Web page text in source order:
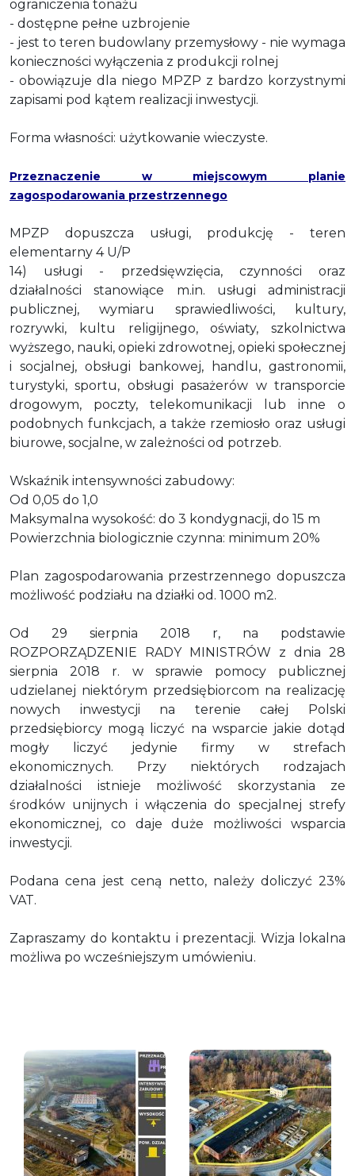
ograniczenia tonażu
- dostępne pełne uzbrojenie
- jest to teren budowlany przemysłowy - nie wymaga
konieczności wyłączenia z produkcji rolnej
- obowiązuje dla niego MPZP z bardzo korzystnymi
zapisami pod kątem realizacji inwestycji.
Forma własności: użytkowanie wieczyste.
Przeznaczenie w miejscowym planie
zagospodarowania przestrzennego
MPZP dopuszcza usługi, produkcję - teren
elementarny 4 U/P
14) usługi - przedsięwzięcia, czynności oraz
działalności stanowiące m.in. usługi administracji
publicznej, wymiaru sprawiedliwości, kultury,
rozrywki, kultu religijnego, oświaty, szkolnictwa
wyższego, nauki, opieki zdrowotnej, opieki społecznej
i socjalnej, obsługi bankowej, handlu, gastronomii,
turystyki, sportu, obsługi pasażerów w transporcie
drogowym, poczty, telekomunikacji lub inne o
podobnych funkcjach, a także rzemiosło oraz usługi
biurowe, socjalne, w zależności od potrzeb.
Wskaźnik intensywności zabudowy:
Od 0,05 do 1,0
Maksymalna wysokość: do 3 kondygnacji, do 15 m
Powierzchnia biologicznie czynna: minimum 20%
Plan zagospodarowania przestrzennego dopuszcza
możliwość podziału na działki od. 1000 m2.
Od 29 sierpnia 2018 r, na podstawie
ROZPORZĄDZENIE RADY MINISTRÓW z dnia 28
sierpnia 2018 r. w sprawie pomocy publicznej
udzielanej niektórym przedsiębiorcom na realizację
nowych inwestycji na terenie całej Polski
przedsiębiorcy mogą liczyć na wsparcie jakie dotąd
mogły liczyć jedynie firmy w strefach
ekonomicznych. Przy niektórych rodzajach
działalności istnieje możliwość skorzystania ze
środków unijnych i włączenia do specjalnej strefy
ekonomicznej, co daje duże możliwości wsparcia
inwestycji.
Podana cena jest ceną netto, należy doliczyć 23%
VAT.
Zapraszamy do kontaktu i prezentacji. Wizja lokalna
możliwa po wcześniejszym umówieniu.